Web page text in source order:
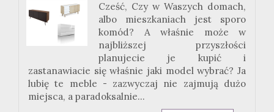
Cześć, Czy w Waszych domach,
albo mieszkaniach jest sporo
komód? A właśnie może w
najbliższej przyszłości
planujecie je kupić i
zastanawiacie się właśnie jaki model wybrać? Ja
lubię te meble - zazwyczaj nie zajmują dużo
miejsca, a paradoksalnie...